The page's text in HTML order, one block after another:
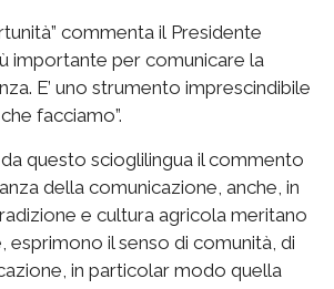
commenta il Presidente
importante per comunicare la
E’ uno strumento imprescindibile
facciamo”.
da questo scioglilingua il commento
della comunicazione, anche, in
e cultura agricola meritano
il senso di comunità, di
in particolar modo quella